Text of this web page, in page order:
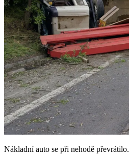
Nákladní auto se při nehodě převrátilo.